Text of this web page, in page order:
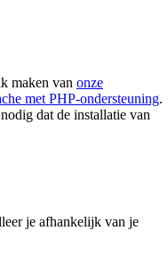
maken van onze
met PHP-ondersteuning.
dat de installatie van
je afhankelijk van je